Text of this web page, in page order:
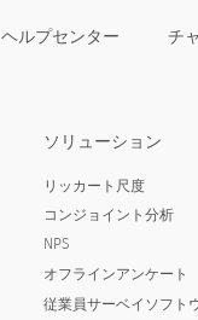
ヘルプセンター チ
ソリューション
リッカート尺度
コンジョイント分析
NPS
オフラインアンケート
従業員サーベイソフト